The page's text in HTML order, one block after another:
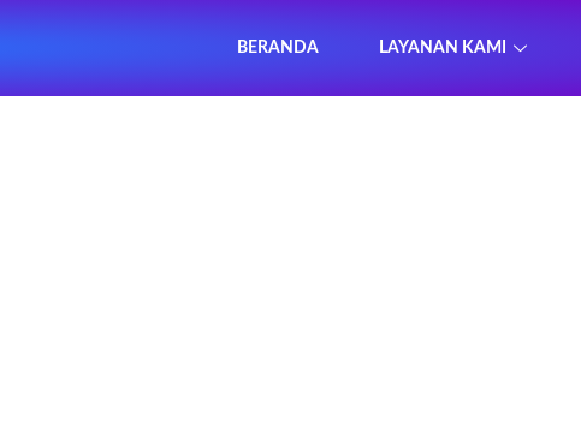
BERANDA LAYANAN KAMI